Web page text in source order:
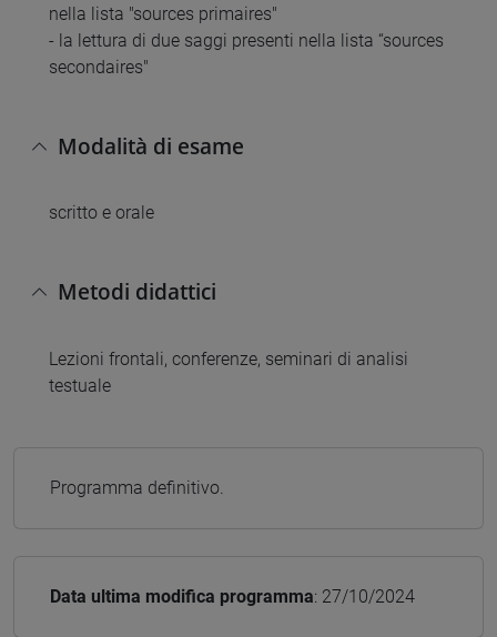
nella lista "sources primaires"
- la lettura di due saggi presenti nella lista “sources
secondaires"
Modalità di esame
scritto e orale
Metodi didattici
Lezioni frontali, conferenze, seminari di analisi
testuale
Programma definitivo.
Data ultima modifica programma: 27/10/2024